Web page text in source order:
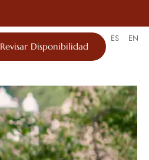
Revisar Disponibilidad
ES EN